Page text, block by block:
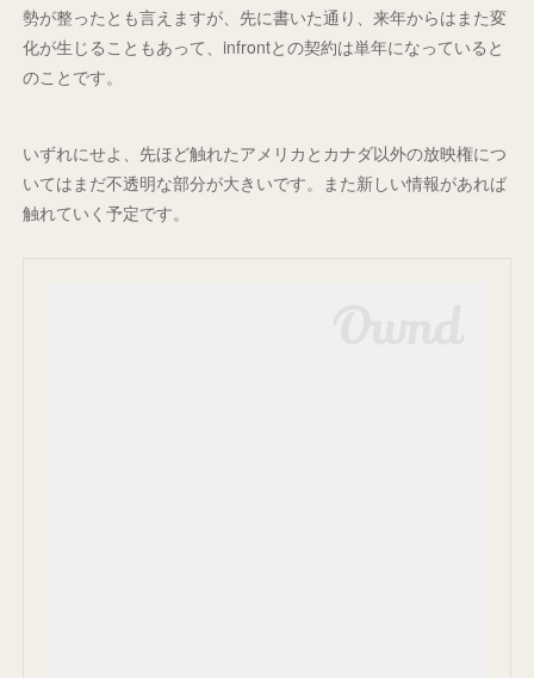
勢が整ったとも言えますが、先に書いた通り、来年からはまた変
化が生じることもあって、infrontとの契約は単年になっていると
のことです。
いずれにせよ、先ほど触れたアメリカとカナダ以外の放映権につ
いてはまだ不透明な部分が大きいです。また新しい情報があれば
触れていく予定です。